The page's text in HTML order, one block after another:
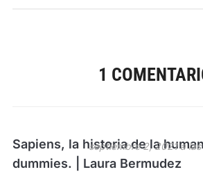
1
Sapiens, la historia de la
dummies. | Laura Bermudez
septiembre 2, 2021 a las